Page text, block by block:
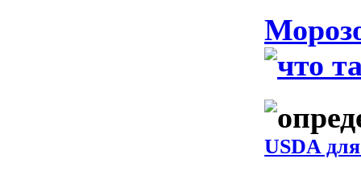
USDA